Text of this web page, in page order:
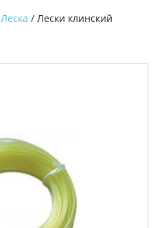
Леска / Лески клинский